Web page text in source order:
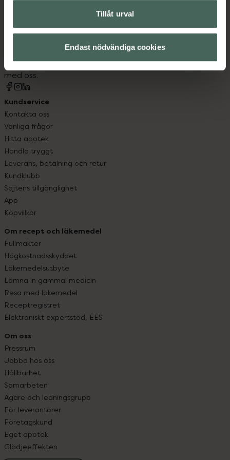
Tillåt urval
Endast nödvändiga cookies
syd till Lappland i norr, och online i mobilen och på
datorn. Oavsett vem du är så är det vårt uppdrag att
hjälpa just dig att må lite bättre. Välkommen att prata
med oss.
Kundservice
Kontakta oss
Vanliga frågor
Hitta apotek
Handla tryggt
Leverans, betalning och retur
Kundklubb
Sajtens tillgänglighet
App
Köpvillkor
Om recept och läkemedel
Fullmakter
Högkostnadsskyddet
Läkemedelsutbyte
Lämna in gammal medicin
Resa med läkemedel
Receptregistret
Elektroniskt expertstöd, EES
Om oss
Pressrum
Jobba hos oss
Hållbarhet
Samarbeten
Ägare och ledningsgrupp
För leverantörer
Företagskund
Eget apotek
Glädjeeffekten